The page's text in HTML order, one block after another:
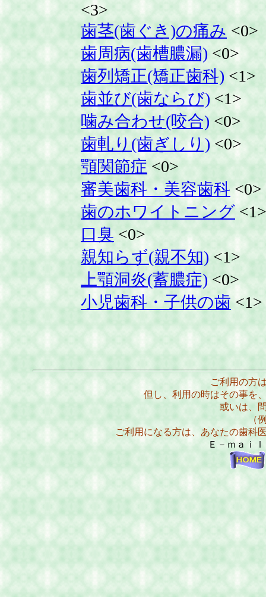
<3>
歯茎(歯ぐき)の痛み <0>
歯周病(歯槽膿漏) <0>
歯列矯正(矯正歯科) <1>
歯並び(歯ならび) <1>
噛み合わせ(咬合) <0>
歯軋り(歯ぎしり) <0>
顎関節症 <0>
審美歯科・美容歯科<0>
歯のホワイトニング <1>
口臭 <0>
親知らず(親不知) <1>
上顎洞炎(蓄膿症) <0>
小児歯科・子供の歯 <1>
ご利用の方
但し、利用の時はその事を
或いは、
（
ご利用になる方は、あなたの歯科
Ｅ－ｍａｉ